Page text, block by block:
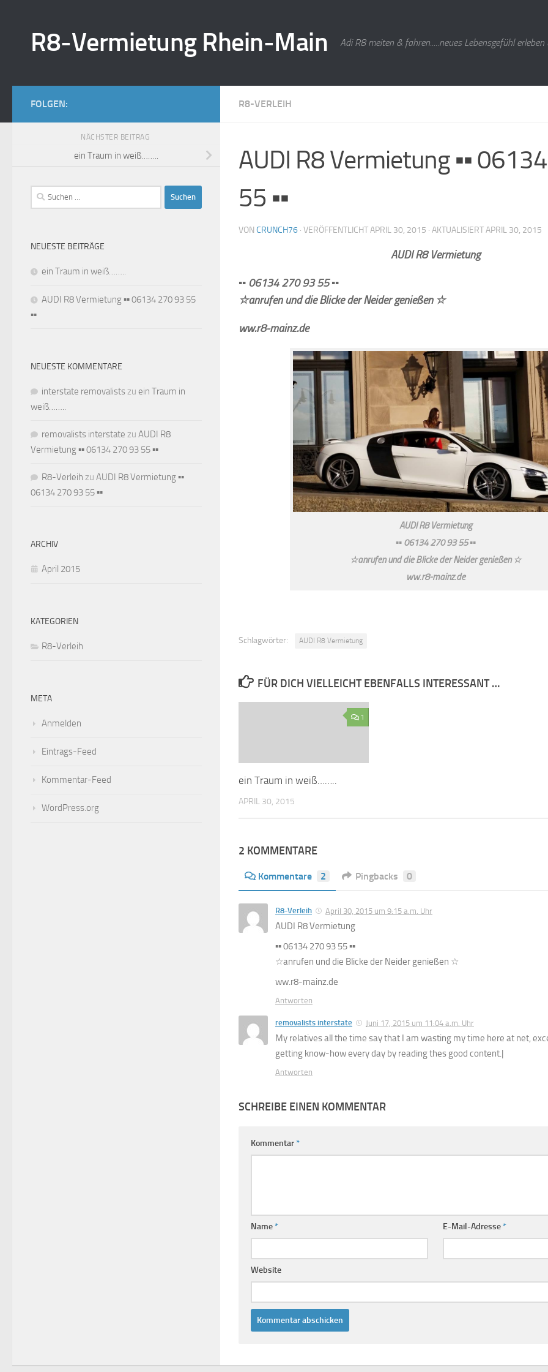
R8-Vermietung Rhein-Main Adi R8 meiten & fahren.....neues Lebensgefühl
R8-VERLEIH
AUDI R8 Vermietung ▪▪
55 ▪▪
VON CRUNCH76 · VERÖFFENTLICHTAPRIL 30, 2015 · AKTUALISIERTAPRIL 30, 2015
AUDI R8 Vermietung
▪▪ 06134 270 93 55 ▪▪
☆anrufen und die Blicke der Neider genießen ☆
ww.r8-mainz.de
AUDI R8 Vermietung
▪▪ 06134 270 93 55 ▪▪
☆anrufen und die Blicke der Neider genießen ☆
ww.r8-mainz.de
Schlagwörter: AUDI R8 Vermietung
FÜR DICH VIELLEICHT EBENFALLS INTERESSANT …
1
ein Traum in weiß……..
APRIL 30, 2015
2 KOMMENTARE
Kommentare 2 Pingbacks 0
R8-Verleih April 30, 2015 um 9:15 a.m. Uhr
AUDI R8 Vermietung
▪▪ 06134 270 93 55 ▪▪
☆anrufen und die Blicke der Neider genießen ☆
ww.r8-mainz.de
Antworten
removalists interstate Juni 17, 2015 um 11:04 a.m. Uhr
My relatives all the time say that I am wasting my time here at net,
getting know-how every day by reading thes good content.|
Antworten
SCHREIBE EINEN KOMMENTAR
Kommentar*
Name* E-Mail-Adresse*
Website
FOLGEN:
NÄCHSTER BEITRAG
ein Traum in weiß……..
Suchen
nach:
NEUESTE BEITRÄGE
ein Traum in weiß……..
AUDI R8 Vermietung ▪▪ 06134 270 93 55
▪▪
NEUESTE KOMMENTARE
interstate removalistszu ein Traum in
weiß……..
removalists interstate zu AUDI R8
Vermietung ▪▪ 06134 270 93 55 ▪▪
R8-Verleih zu AUDI R8 Vermietung ▪▪
06134 270 93 55 ▪▪
ARCHIV
April 2015
KATEGORIEN
R8-Verleih
META
Anmelden
Eintrags-Feed
Kommentar-Feed
WordPress.org